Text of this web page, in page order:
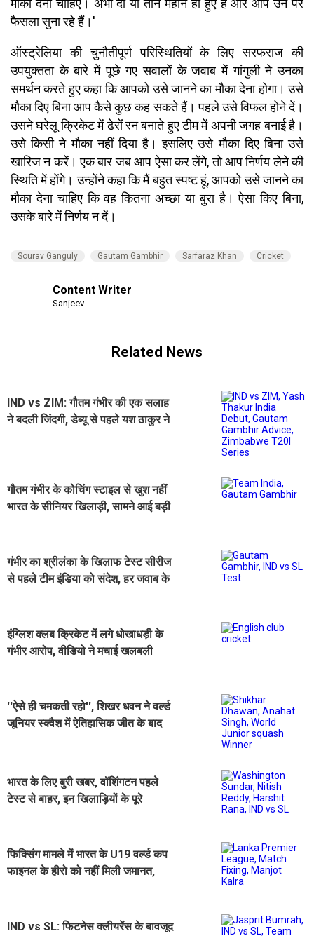
मौका देना चाहिए। अभी दो या तीन महीने ही हुए हैं और आप उन पर
फैसला सुना रहे हैं।'
ऑस्ट्रेलिया की चुनौतीपूर्ण परिस्थितियों के लिए सरफराज की
उपयुक्तता के बारे में पूछे गए सवालों के जवाब में गांगुली ने उनका
समर्थन करते हुए कहा कि आपको उसे जानने का मौका देना होगा। उसे
मौका दिए बिना आप कैसे कुछ कह सकते हैं। पहले उसे विफल होने दें।
उसने घरेलू क्रिकेट में ढेरों रन बनाते हुए टीम में अपनी जगह बनाई है।
उसे किसी ने मौका नहीं दिया है। इसलिए उसे मौका दिए बिना उसे
खारिज न करें। एक बार जब आप ऐसा कर लेंगे, तो आप निर्णय लेने की
स्थिति में होंगे। उन्होंने कहा कि मैं बहुत स्पष्ट हूं, आपको उसे जानने का
मौका देना चाहिए कि वह कितना अच्छा या बुरा है। ऐसा किए बिना,
उसके बारे में निर्णय न दें।
Sourav Ganguly Gautam Gambhir Sarfaraz Khan Cricket
Content Writer
Sanjeev
Related News
IND vs ZIM: गौतम गंभीर की एक सलाह
ने बदली जिंदगी, डेब्यू से पहले यश ठाकुर ने
गौतम गंभीर के कोचिंग स्टाइल से खुश नहीं
भारत के सीनियर खिलाड़ी, सामने आई बड़ी
गंभीर का श्रीलंका के खिलाफ टेस्ट सीरीज
से पहले टीम इंडिया को संदेश, हर जवाब के
इंग्लिश क्लब क्रिकेट में लगे धोखाधड़ी के
गंभीर आरोप, वीडियो ने मचाई खलबली
''ऐसे ही चमकती रहो'', शिखर धवन ने वर्ल्ड
जूनियर स्क्वैश में ऐतिहासिक जीत के बाद
भारत के लिए बुरी खबर, वॉशिंगटन पहले
टेस्ट से बाहर, इन खिलाड़ियों के पूरे
फिक्सिंग मामले में भारत के U19 वर्ल्ड कप
फाइनल के हीरो को नहीं मिली जमानत,
IND vs SL: फिटनेस क्लीयरेंस के बावजूद